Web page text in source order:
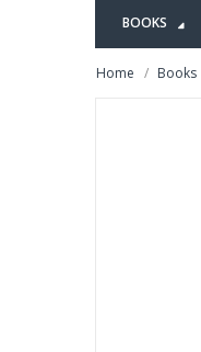
BOOKS
Home Books